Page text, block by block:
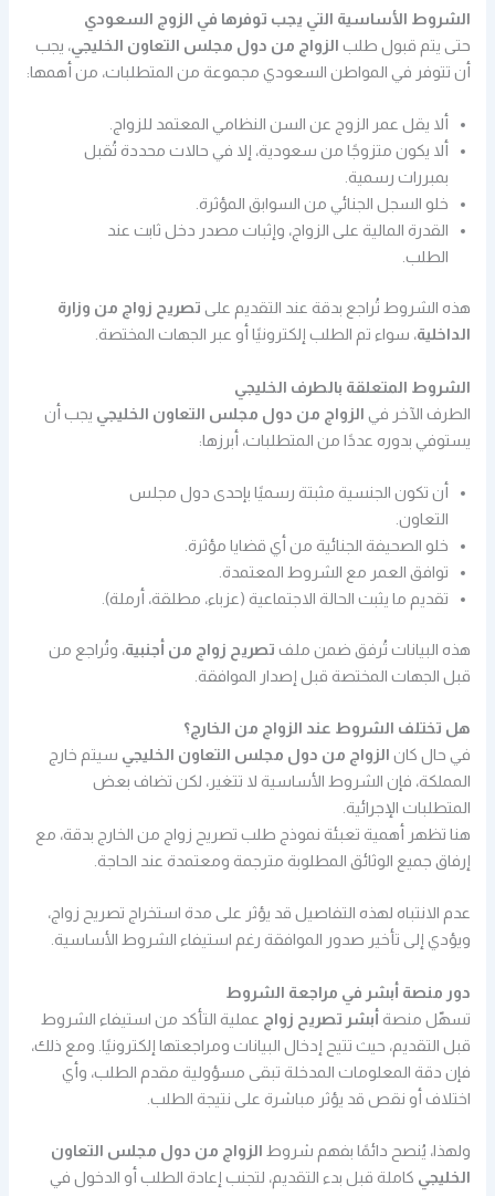
الشروط الأساسية التي يجب توفرها في الزوج السعودي
حتى يتم قبول طلب الزواج من دول مجلس التعاون الخليجي، يجب
أن تتوفر في المواطن السعودي مجموعة من المتطلبات، من أهمها:
ألا يقل عمر الزوج عن السن النظامي المعتمد للزواج.
ألا يكون متزوجًا من سعودية، إلا في حالات محددة تُقبل
بمبررات رسمية.
خلو السجل الجنائي من السوابق المؤثرة.
القدرة المالية على الزواج، وإثبات مصدر دخل ثابت عند
الطلب.
هذه الشروط تُراجع بدقة عند التقديم على تصريح زواج من وزارة
الداخلية، سواء تم الطلب إلكترونيًا أو عبر الجهات المختصة.
الشروط المتعلقة بالطرف الخليجي
الطرف الآخر في الزواج من دول مجلس التعاون الخليجي يجب أن
يستوفي بدوره عددًا من المتطلبات، أبرزها:
أن تكون الجنسية مثبتة رسميًا بإحدى دول مجلس
التعاون.
خلو الصحيفة الجنائية من أي قضايا مؤثرة.
توافق العمر مع الشروط المعتمدة.
تقديم ما يثبت الحالة الاجتماعية (عزباء، مطلقة، أرملة).
هذه البيانات تُرفق ضمن ملف تصريح زواج من أجنبية، وتُراجع من
قبل الجهات المختصة قبل إصدار الموافقة.
هل تختلف الشروط عند الزواج من الخارج؟
في حال كان الزواج من دول مجلس التعاون الخليجي سيتم خارج
المملكة، فإن الشروط الأساسية لا تتغير، لكن تضاف بعض
المتطلبات الإجرائية.
هنا تظهر أهمية تعبئة نموذج طلب تصريح زواج من الخارج بدقة، مع
إرفاق جميع الوثائق المطلوبة مترجمة ومعتمدة عند الحاجة.
عدم الانتباه لهذه التفاصيل قد يؤثر على مدة استخراج تصريح زواج،
ويؤدي إلى تأخير صدور الموافقة رغم استيفاء الشروط الأساسية.
دور منصة أبشر في مراجعة الشروط
تسهّل منصة أبشر تصريح زواج عملية التأكد من استيفاء الشروط
قبل التقديم، حيث تتيح إدخال البيانات ومراجعتها إلكترونيًا. ومع ذلك،
فإن دقة المعلومات المدخلة تبقى مسؤولية مقدم الطلب، وأي
اختلاف أو نقص قد يؤثر مباشرة على نتيجة الطلب.
ولهذا، يُنصح دائمًا بفهم شروط الزواج من دول مجلس التعاون
الخليجي كاملة قبل بدء التقديم، لتجنب إعادة الطلب أو الدخول في